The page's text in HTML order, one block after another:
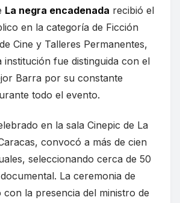
La negra encadenada recibió el
en la categoría de Ficción
Cine y Talleres Permanentes,
institución fue distinguida con el
Barra por su constante
todo el evento.
en la sala Cinepic de La
convocó a más de cien
seleccionando cerca de 50
La ceremonia de
la presencia del ministro de